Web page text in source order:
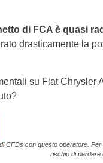
di FCA è quasi
drasticamente la
su Fiat
CFDs con questo operatore.
rischio di perdere